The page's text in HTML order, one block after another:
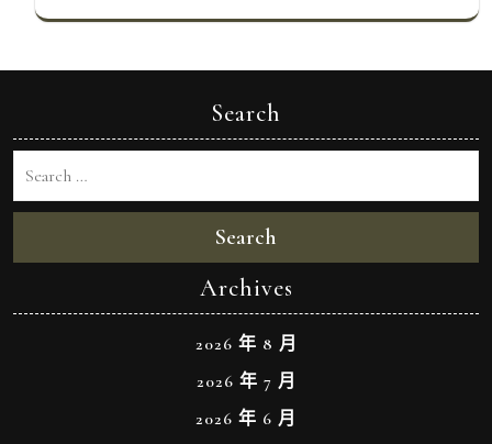
Search
Search
Archives
2026 年 8 月
2026 年 7 月
2026 年 6 月